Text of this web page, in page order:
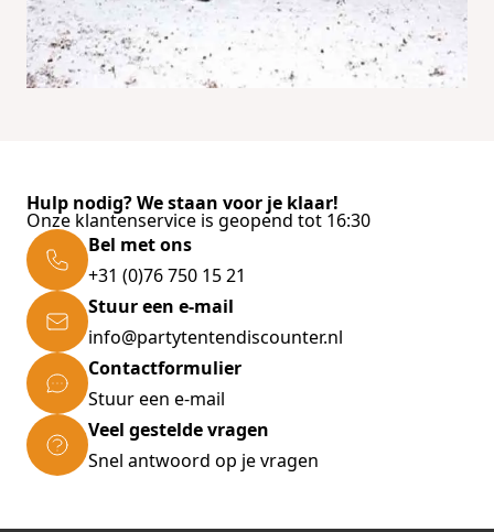
Hulp nodig? We staan voor je klaar!
Onze klantenservice is geopend tot 16:30
Bel met ons
+31 (0)76 750 15 21
Stuur een e-mail
info@partytentendiscounter.nl
Contactformulier
Stuur een e-mail
Veel gestelde vragen
Snel antwoord op je vragen